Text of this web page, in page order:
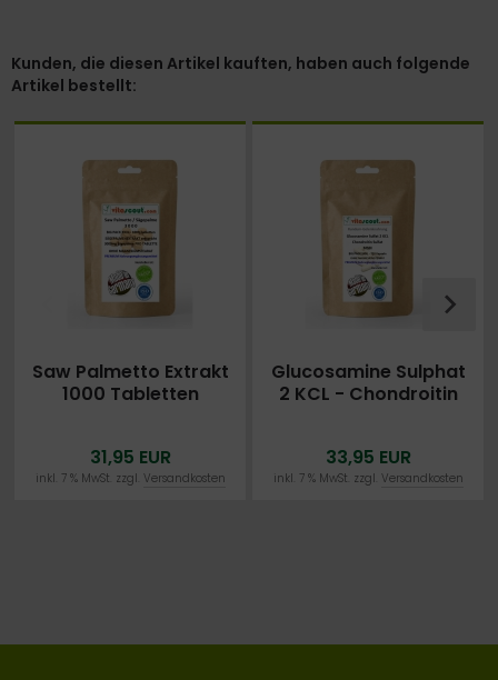
Kunden, die diesen Artikel kauften, haben auch folgende
Artikel bestellt:
Saw Palmetto Extrakt
1000 Tabletten
GERMANY - OHNE
MAGNESIUMSTEARAT
31,95 EUR
inkl. 7 % MwSt. zzgl. Versandkosten
Glucosamine Sulphat
2 KCL - Chondroitin
33,95 EUR
inkl. 7 % MwSt. zzgl. Versandkosten